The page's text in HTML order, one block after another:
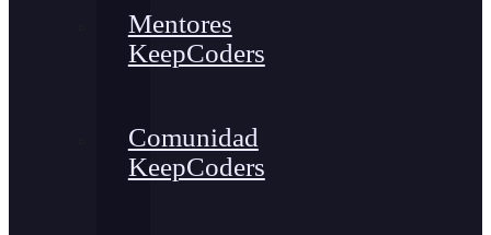
Mentores
KeepCoders
Comunidad
KeepCoders